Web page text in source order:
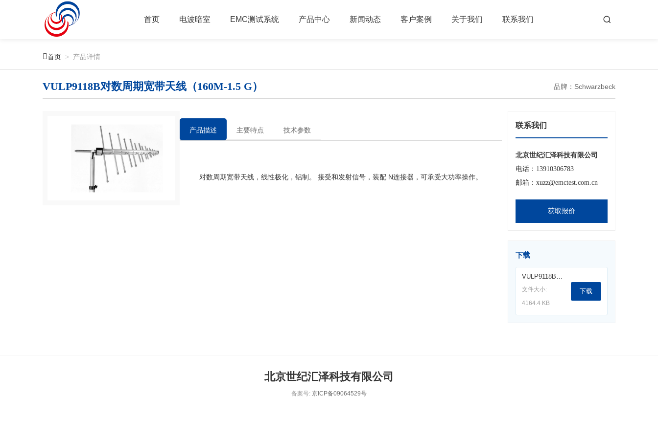
首页 电波暗室 EMC测试系统 产品中心 新闻动态 客户案例 关于我们 联系我们
首页 > 产品详情
VULP9118B对数周期宽带天线（160M-1.5 G） 品牌：Schwarzbeck
产品描述 主要特点 技术参数
对数周期宽带天线，线性极化，铝制。 接受和发射信号，装配 N连接器，可承受大功率操作。
联系我们
北京世纪汇泽科技有限公司
电话：13910306783
邮箱：xuzz@emctest.com.cn
获取报价
下载
VULP9118B对数周期宽带天线（160M-1.5G）.pdf
文件大小:
4164.4 KB
下载
北京世纪汇泽科技有限公司
备案号: 京ICP备09064529号